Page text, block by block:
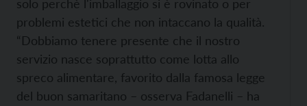
solo perchè l'imballaggio si è rovinato o per
problemi estetici che non intaccano la qualità.
“Dobbiamo tenere presente che il nostro
servizio nasce soprattutto come lotta allo
spreco alimentare, favorito dalla famosa legge
del buon samaritano – osserva Fadanelli – ha